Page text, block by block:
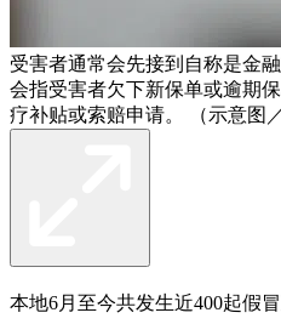
受害者通常会先接到自称是金
会指受害者欠下新保单或逾期
疗补贴或索赔申请。 （示意图
本地6月至今共发生近400起假